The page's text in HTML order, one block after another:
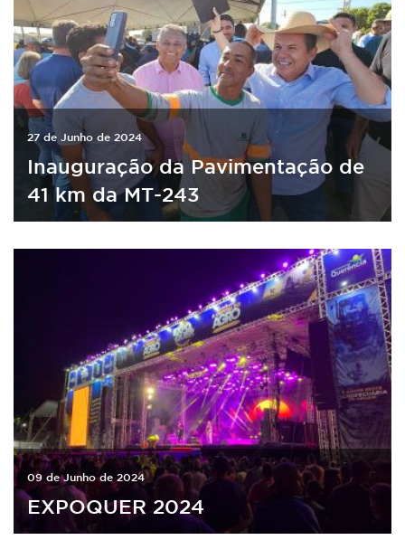
27 de Junho de 2024
Inauguração da Pavimentação de
41 km da MT-243
09 de Junho de 2024
EXPOQUER 2024